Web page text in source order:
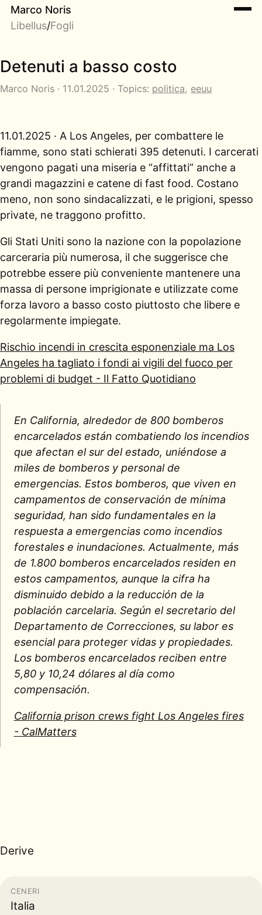
Marco Noris
Libellus/Fogli
Detenuti a basso costo
Marco Noris · 11.01.2025 · Topics: politica, eeuu
11.01.2025 · A Los Angeles, per combattere le
fiamme, sono stati schierati 395 detenuti. I carcerati
vengono pagati una miseria e “affittati” anche a
grandi magazzini e catene di fast food. Costano
meno, non sono sindacalizzati, e le prigioni, spesso
private, ne traggono profitto.
Gli Stati Uniti sono la nazione con la popolazione
carceraria più numerosa, il che suggerisce che
potrebbe essere più conveniente mantenere una
massa di persone imprigionate e utilizzate come
forza lavoro a basso costo piuttosto che libere e
regolarmente impiegate.
Rischio incendi in crescita esponenziale ma Los
Angeles ha tagliato i fondi ai vigili del fuoco per
problemi di budget - Il Fatto Quotidiano
En California, alrededor de 800 bomberos
encarcelados están combatiendo los incendios
que afectan el sur del estado, uniéndose a
miles de bomberos y personal de
emergencias. Estos bomberos, que viven en
campamentos de conservación de mínima
seguridad, han sido fundamentales en la
respuesta a emergencias como incendios
forestales e inundaciones. Actualmente, más
de 1.800 bomberos encarcelados residen en
estos campamentos, aunque la cifra ha
disminuido debido a la reducción de la
población carcelaria. Según el secretario del
Departamento de Correcciones, su labor es
esencial para proteger vidas y propiedades.
Los bomberos encarcelados reciben entre
5,80 y 10,24 dólares al día como
compensación.
California prison crews fight Los Angeles fires
- CalMatters
Derive
CENERI
Italia